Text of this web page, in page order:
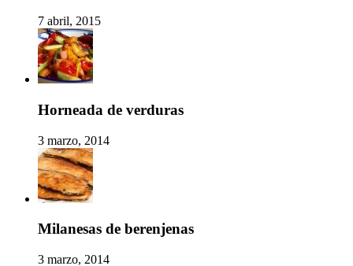
7 abril, 2015
Horneada de verduras
3 marzo, 2014
Milanesas de berenjenas
3 marzo, 2014